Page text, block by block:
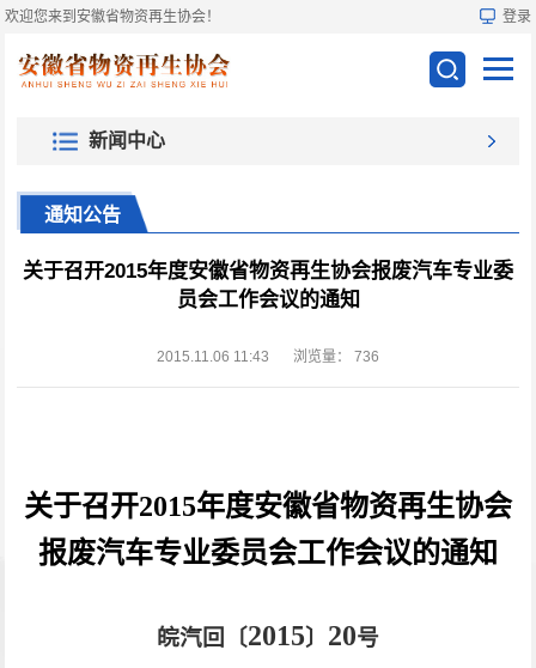
欢迎您来到安徽省物资再生协会！ 登录
新闻中心
通知公告
关于召开2015年度安徽省物资再生协会报废汽车专业委
员会工作会议的通知
2015.11.06 11:43 浏览量： 736
关于召开2015年度安徽省物资再生协会
报废汽车专业委员会工作会议的通知
皖汽回〔2015〕 20号